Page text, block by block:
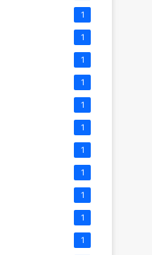
1
1
1
1
1
1
1
1
1
1
1